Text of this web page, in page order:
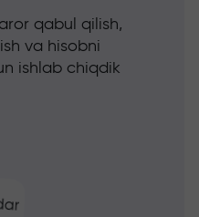
qabul qilish,
va hisobni
ishlab chiqdik